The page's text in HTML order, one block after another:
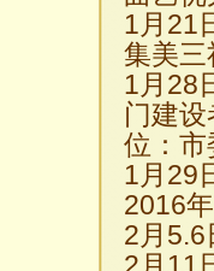
1月21
集美三
1月28
门建
位：市
1月29
2016
2月5.6